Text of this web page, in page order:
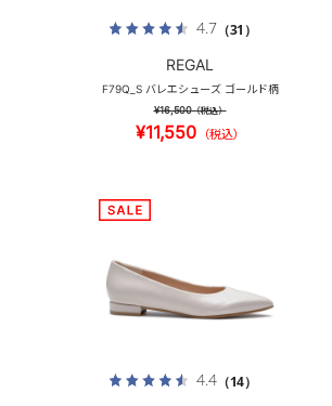
4.7（31）
REGAL
F79Q_S バレエシューズ ゴールド柄
¥16,500（税込）
¥11,550 （税込）
4.4（14）